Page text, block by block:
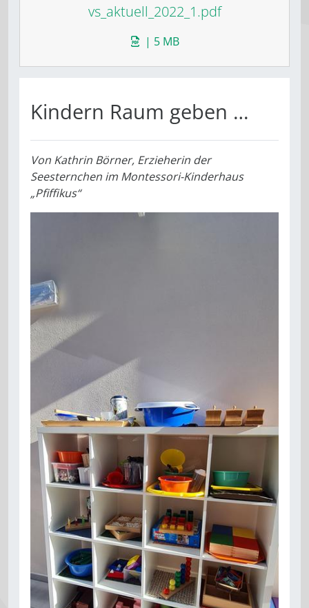
vs_aktuell_2022_1.pdf
| 5 MB
Kindern Raum geben …
Von Kathrin Börner, Erzieherin der
Seesternchen im Montessori-Kinderhaus
„Pfiffikus“